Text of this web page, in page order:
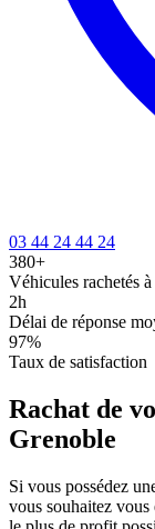
03 44 24 44 24
380+
Véhicules rachetés à
2h
Délai de réponse
97%
Taux de satisfaction
Rachat de
Grenoble
Si vous possédez
vous souhaitez vous